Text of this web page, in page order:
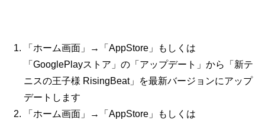
「ホーム画面」→「AppStore」もしくは
「GooglePlayストア」の「アップデート」から「新テ
ニスの王子様 RisingBeat」を最新バージョンにアップ
デートします
「ホーム画面」→「AppStore」もしくは